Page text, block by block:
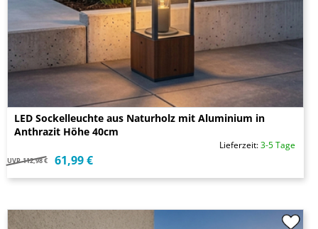
LED Sockelleuchte aus Naturholz mit Aluminium in
Anthrazit Höhe 40cm
Lieferzeit:3-5 Tage
UVP 112,98 € 61,99 €